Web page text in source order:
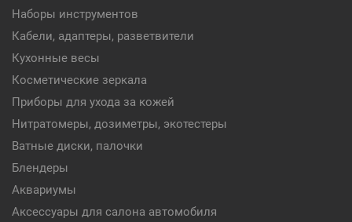
Наборы инструментов
Кабели, адаптеры, разветвители
Кухонные весы
Косметические зеркала
Приборы для ухода за кожей
Нитратомеры, дозиметры, экотестеры
Ватные диски, палочки
Блендеры
Аквариумы
Аксессуары для салона автомобиля